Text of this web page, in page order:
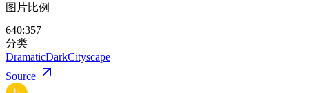
图片比例
640:357
分类
DramaticDarkCityscape
Source